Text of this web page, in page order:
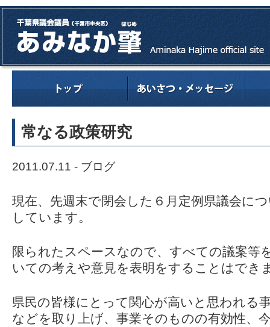
常なる政策研究
2011.07.11 - ブログ
現在、先週末で閉会した６月定例県議会に
しています。
限られたスペースなので、すべての議案等
いての考えや意見を表明をすることはでき
県民の皆様にとって関心が高いと思われる
などを取り上げ、事業そのものの有効性、